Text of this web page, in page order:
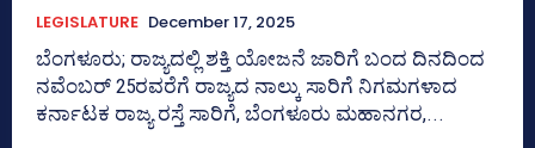
LEGISLATURE December 17, 2025
ಬೆಂಗಳೂರು; ರಾಜ್ಯದಲ್ಲಿ ಶಕ್ತಿ ಯೋಜನೆ ಜಾರಿಗೆ ಬಂದ ದಿನದಿಂದ
ನವೆಂಬರ್‍‌ 25ರವರೆಗೆ ರಾಜ್ಯದ ನಾಲ್ಕು ಸಾರಿಗೆ ನಿಗಮಗಳಾದ
ಕರ್ನಾಟಕ ರಾಜ್ಯ ರಸ್ತೆ ಸಾರಿಗೆ, ಬೆಂಗಳೂರು ಮಹಾನಗರ,...